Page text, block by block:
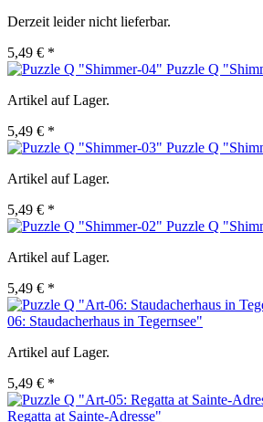
Derzeit leider nicht lieferbar.
5,49 € *
Puzzle Q
Artikel auf Lager.
5,49 € *
Puzzle Q
Artikel auf Lager.
5,49 € *
Puzzle Q
Artikel auf Lager.
5,49 € *
06: Staudacherhaus in Tegernsee"
Artikel auf Lager.
5,49 € *
Regatta at Sainte-Adresse"